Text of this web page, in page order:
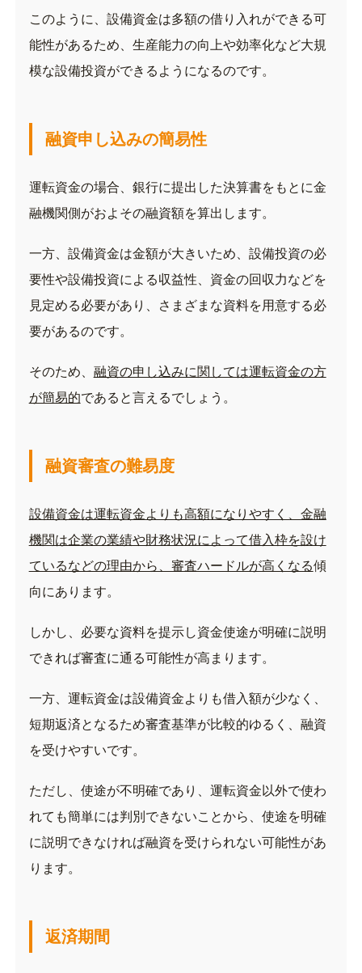
このように、設備資金は多額の借り入れができる可
能性があるため、生産能力の向上や効率化など大規
模な設備投資ができるようになるのです。
融資申し込みの簡易性
運転資金の場合、銀行に提出した決算書をもとに金
融機関側がおよその融資額を算出します。
一方、設備資金は金額が大きいため、設備投資の必
要性や設備投資による収益性、資金の回収力などを
見定める必要があり、さまざまな資料を用意する必
要があるのです。
そのため、 融資の申し込みに関しては運転資金の方
が簡易的であると言えるでしょう。
融資審査の難易度
設備資金は運転資金よりも高額になりやすく、金融
機関は企業の業績や財務状況によって借入枠を設け
ているなどの理由から、審査ハードルが高くなる傾
向にあります。
しかし、必要な資料を提示し資金使途が明確に説明
できれば審査に通る可能性が高まります。
一方、運転資金は設備資金よりも借入額が少なく、
短期返済となるため審査基準が比較的ゆるく、融資
を受けやすいです。
ただし、使途が不明確であり、運転資金以外で使わ
れても簡単には判別できないことから、使途を明確
に説明できなければ融資を受けられない可能性があ
ります。
返済期間